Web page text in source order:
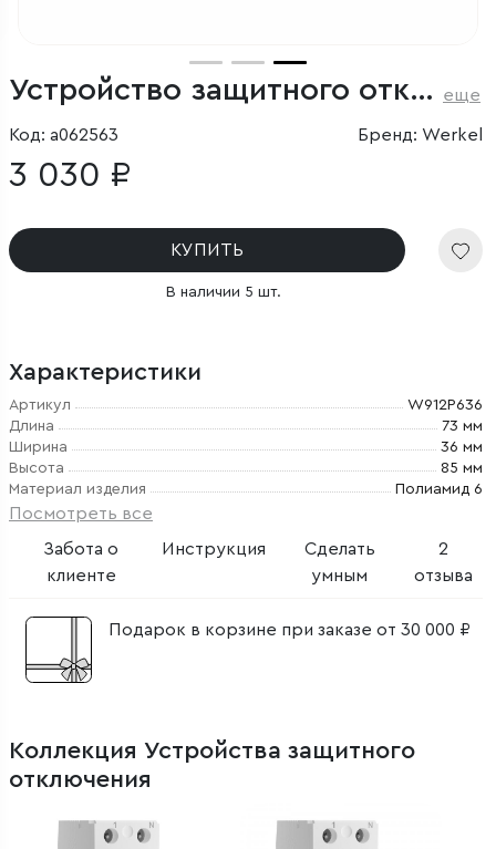
Устройство защитного отключения (УЗО) 1P+N 63 A 30 mА АС 6 kА еще
Код: a062563 Бренд: Werkel
3 030 ₽
КУПИТЬ
В наличии 5 шт.
Характеристики
Артикул
W912P636
Длина
73 мм
Ширина
36 мм
Высота
85 мм
Материал изделия
Полиамид 6
Посмотреть все
Забота о
клиенте
Инструкция
Сделать
умным
2
отзыва
Подарок в корзине при заказе от 30 000 ₽
Коллекция Устройства защитного
отключения